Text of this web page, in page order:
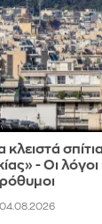
κλειστά
- Οι λόγοι
04.08.2026